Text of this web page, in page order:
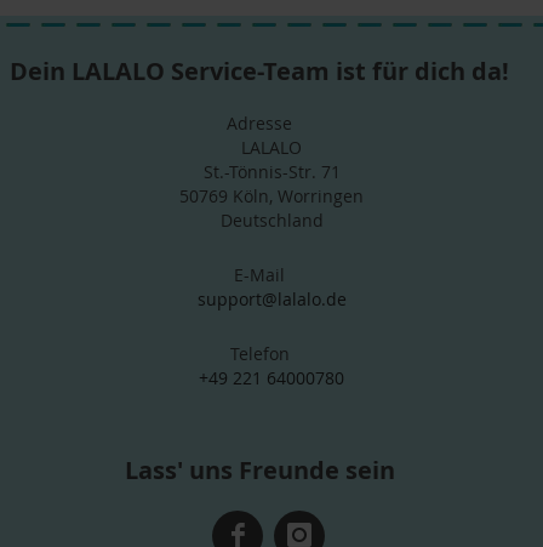
Dein LALALO Service-Team ist für dich da!
Adresse
LALALO
St.-Tönnis-Str. 71
50769 Köln, Worringen
Deutschland
E-Mail
support@lalalo.de
Telefon
+49 221 64000780
Lass' uns Freunde sein